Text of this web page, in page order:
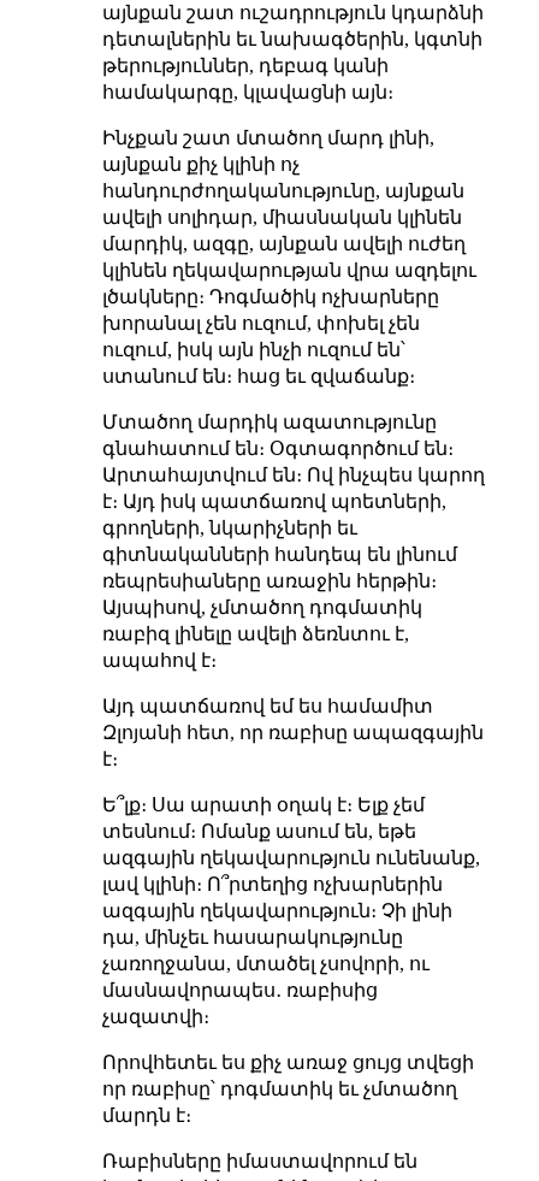
այնքան շատ ուշադրություն կդարձնի
դետալներին եւ նախագծերին, կգտնի
թերություններ, դեբագ կանի
համակարգը, կլավացնի այն։
Ինչքան շատ մտածող մարդ լինի,
այնքան քիչ կլինի ոչ
հանդուրժողականությունը, այնքան
ավելի սոլիդար, միասնական կլինեն
մարդիկ, ազգը, այնքան ավելի ուժեղ
կլինեն ղեկավարության վրա ազդելու
լծակները։ Դոգմածիկ ոչխարները
խորանալ չեն ուզում, փոխել չեն
ուզում, իսկ այն ինչի ուզում են՝
ստանում են։ հաց եւ զվաճանք։
Մտածող մարդիկ ազատությունը
գնահատում են։ Օգտագործում են։
Արտահայտվում են։ Ով ինչպես կարող
է։ Այդ իսկ պատճառով պոետների,
գրողների, նկարիչների եւ
գիտնականների հանդեպ են լինում
ռեպրեսիաները առաջին հերթին։
Այսպիսով, չմտածող դոգմատիկ
ռաբիզ լինելը ավելի ձեռնտու է,
ապահով է։
Այդ պատճառով եմ ես համամիտ
Զլոյանի հետ, որ ռաբիսը ապազգային
է։
Ե՞լք։ Սա արատի օղակ է։ Ելք չեմ
տեսնում։ Ոմանք ասում են, եթե
ազգային ղեկավարություն ունենանք,
լավ կլինի։ Ո՞րտեղից ոչխարներին
ազգային ղեկավարություն։ Չի լինի
դա, մինչեւ հասարակությունը
չառողջանա, մտածել չսովորի, ու
մասնավորապես․ ռաբիսից
չազատվի։
Որովհետեւ ես քիչ առաջ ցույց տվեցի
որ ռաբիսը՝ դոգմատիկ եւ չմտածող
մարդն է։
Ռաբիսները իմաստավորում են